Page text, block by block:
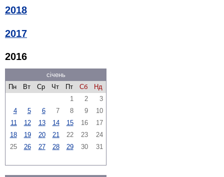
2018
2017
2016
січень
Пн
Вт Ср Чт Пт Сб
Нд
1
2
3
4
5 6 7 8 9
10
11
12 13 14 15 16
17
18
19 20 21 22 23
24
25
26 27 28 29 30 31